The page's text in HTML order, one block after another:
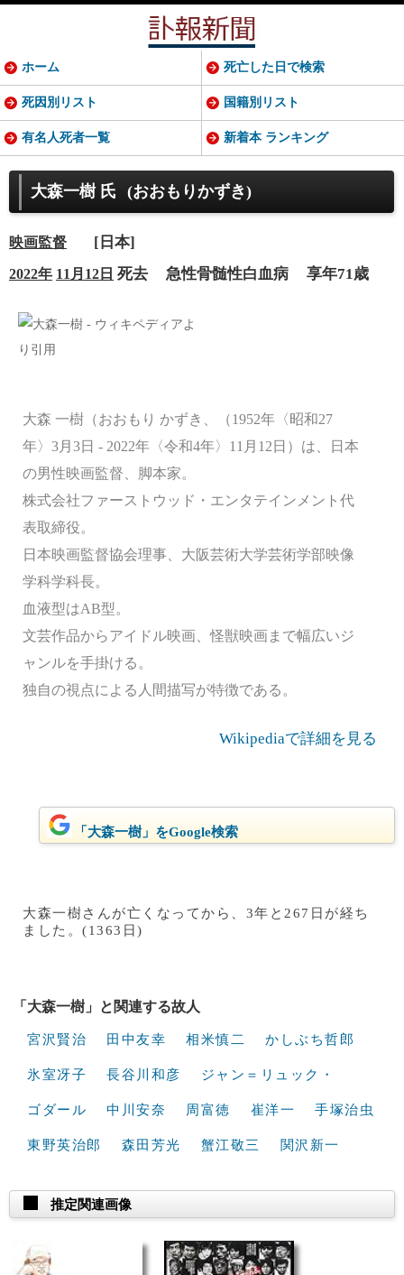
大森一樹 氏 (おおもりかずき)
映画監督 [日本]
2022年 11月12日 死去 急性骨髄性白血病 享年71歳
大森 一樹（おおもり かずき、（1952年〈昭和27
年〉3月3日 - 2022年〈令和4年〉11月12日）は、日本
の男性映画監督、脚本家。
株式会社ファーストウッド・エンタテインメント代
表取締役。
日本映画監督協会理事、大阪芸術大学芸術学部映像
学科学科長。
血液型はAB型。
文芸作品からアイドル映画、怪獣映画まで幅広いジ
ャンルを手掛ける。
独自の視点による人間描写が特徴である。
Wikipediaで詳細を見る
「大森一樹」をGoogle検索
大森一樹さんが亡くなってから、3年と267日が経ち
ました。(1363日)
「大森一樹」と関連する故人
宮沢賢治 田中友幸 相米慎二 かしぶち哲郎
氷室冴子 長谷川和彦 ジャン＝リュック・
ゴダール 中川安奈 周富徳 崔洋一 手塚治虫
東野英治郎 森田芳光 蟹江敬三 関沢新一
推定関連画像
ホーム 死亡した日で検索
死因別リスト 国籍別リスト
有名人死者一覧 新着本 ランキング